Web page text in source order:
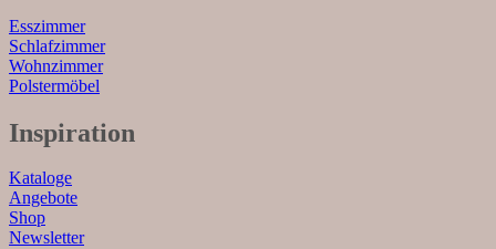
Esszimmer
Schlafzimmer
Wohnzimmer
Polstermöbel
Inspiration
Kataloge
Angebote
Shop
Newsletter